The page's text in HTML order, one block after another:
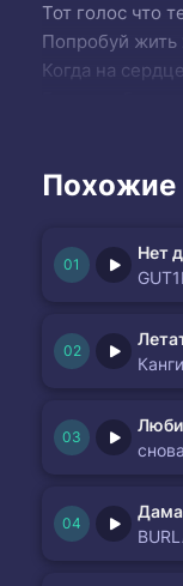
Тот голос что
Попробуй жить
Когда на
Богатым быть
Похожие
Нет
Канги
Люби
Дама